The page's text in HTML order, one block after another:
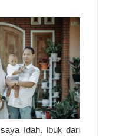
Idah. Ibuk dari